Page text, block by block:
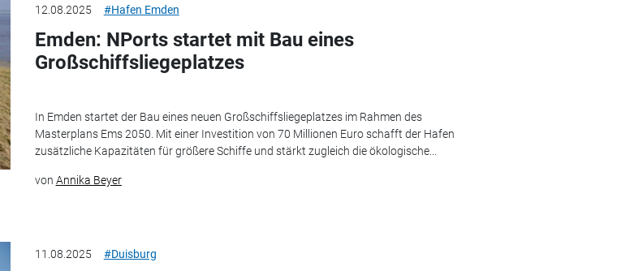
12.08.2025 #Hafen Emden
Emden: NPorts startet mit Bau eines
Großschiffsliegeplatzes
In Emden startet der Bau eines neuen Großschiffsliegeplatzes im Rahmen des
Masterplans Ems 2050. Mit einer Investition von 70 Millionen Euro schafft der Hafen
zusätzliche Kapazitäten für größere Schiffe und stärkt zugleich die ökologische...
von Annika Beyer
11.08.2025 #Duisburg